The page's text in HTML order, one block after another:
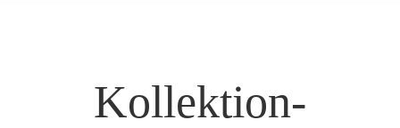
Kollektion-